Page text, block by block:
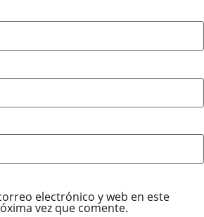
electrónico y web en este
vez que comente.